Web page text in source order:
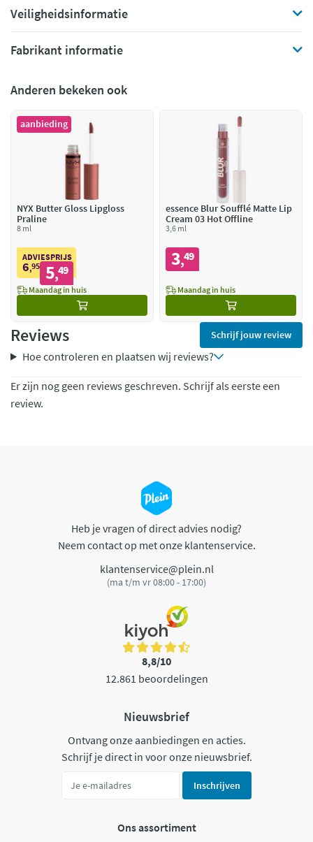
Veiligheidsinformatie
Fabrikant informatie
Anderen bekeken ook
aanbieding
NYX Butter Gloss Lipgloss
Praline
8 ml
ADVIESPRIJS
6,95 5,49
Maandag in huis
essence Blur Soufflé Matte Lip
Cream 03 Hot Offline
3,6 ml
3,49
Maandag in huis
Reviews Schrijf jouw review
Hoe controleren en plaatsen wij reviews?
Er zijn nog geen reviews geschreven. Schrijf als eerste een
review.
Heb je vragen of direct advies nodig?
Neem contact op met onze klantenservice.
klantenservice@plein.nl
(ma t/m vr 08:00 - 17:00)
8,8/10
12.861 beoordelingen
Nieuwsbrief
Ontvang onze aanbiedingen en acties.
Schrijf je direct in voor onze nieuwsbrief.
Inschrijven
Ons assortiment